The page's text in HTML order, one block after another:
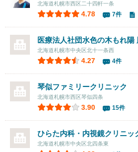
北海道札幌市西区二十四軒一条
4.78 7件
医療法人社団水色の木もれ陽
北海道札幌市中央区北十一条西
4.27 4件
琴似ファミリークリニック
北海道札幌市西区琴似四条
3.90 15件
ひらた内科・内視鏡クリニッ
北海道札幌市中央区北四条東